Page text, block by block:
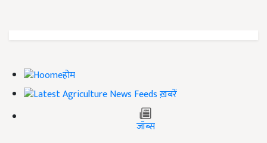
होम
ख़बरें
जॉब्स